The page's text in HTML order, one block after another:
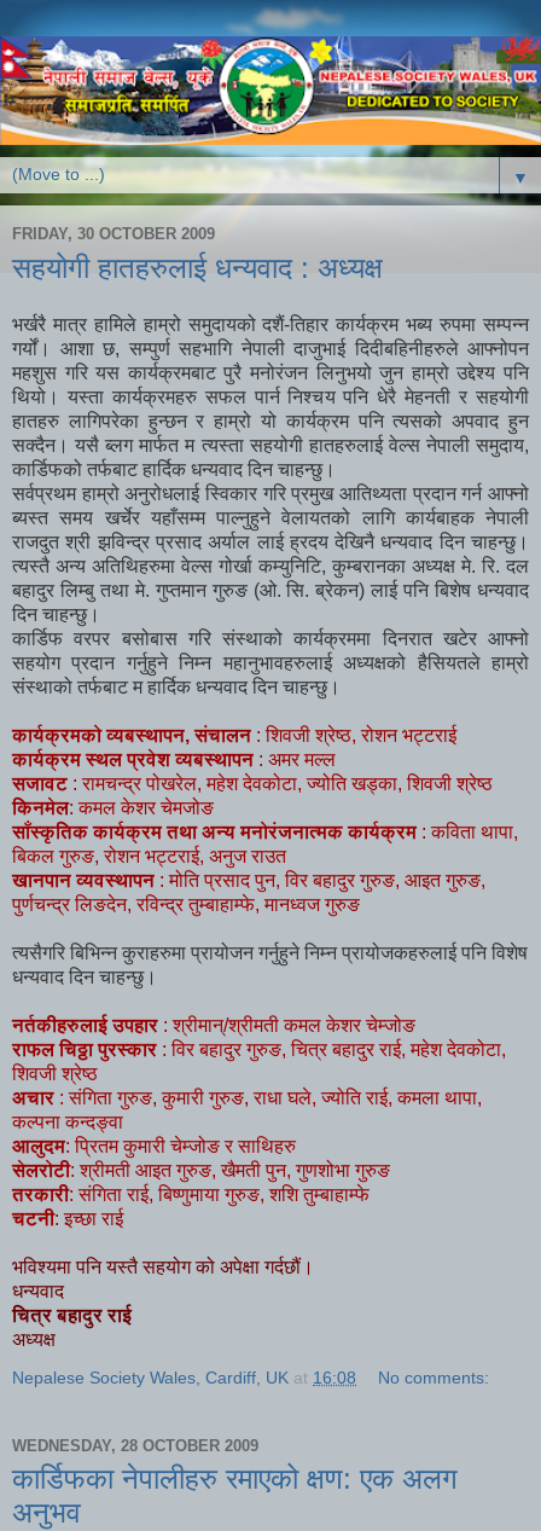
▼
FRIDAY, 30 OCTOBER 2009
सहयोगी हातहरुलाई धन्यवाद : अध्यक्ष
भर्खरै मात्र हामिले हाम्रो समुदायको दशैं-तिहार कार्यक्रम भब्य रुपमा सम्पन्न
गर्यों। आशा छ, सम्पुर्ण सहभागि नेपाली दाजुभाई दिदीबहिनीहरुले आफ्नोपन
महशुस गरि यस कार्यक्रमबाट पुरै मनोरंजन लिनुभयो जुन हाम्रो उद्देश्य पनि
थियो। यस्ता कार्यक्रमहरु सफल पार्न निश्चय पनि धेरै मेहनती र सहयोगी
हातहरु लागिपरेका हुन्छन र हाम्रो यो कार्यक्रम पनि त्यसको अपवाद हुन
सक्दैन। यसै ब्लग मार्फत म त्यस्ता सहयोगी हातहरुलाई वेल्स नेपाली समुदाय,
कार्डिफको तर्फबाट हार्दिक धन्यवाद दिन चाहन्छु।
सर्वप्रथम हाम्रो अनुरोधलाई स्विकार गरि प्रमुख आतिथ्यता प्रदान गर्न आफ्नो
ब्यस्त समय खर्चेर यहाँसम्म पाल्नुहुने वेलायतको लागि कार्यबाहक नेपाली
राजदुत श्री झविन्द्र प्रसाद अर्याल लाई ह्रदय देखिनै धन्यवाद दिन चाहन्छु।
त्यस्तै अन्य अतिथिहरुमा वेल्स गोर्खा कम्युनिटि, कुम्बरानका अध्यक्ष मे. रि. दल
बहादुर लिम्बु तथा मे. गुप्तमान गुरुङ (ओ. सि. ब्रेकन) लाई पनि बिशेष धन्यवाद
दिन चाहन्छु।
कार्डिफ वरपर बसोबास गरि संस्थाको कार्यक्रममा दिनरात खटेर आफ्नो
सहयोग प्रदान गर्नुहुने निम्न महानुभावहरुलाई अध्यक्षको हैसियतले हाम्रो
संस्थाको तर्फबाट म हार्दिक धन्यवाद दिन चाहन्छु।
कार्यक्रमको व्यबस्थापन, संचालन : शिवजी श्रेष्ठ, रोशन भट्टराई
कार्यक्रम स्थल प्रवेश व्यबस्थापन : अमर मल्ल
सजावट : रामचन्द्र पोखरेल, महेश देवकोटा, ज्योति खड्का, शिवजी श्रेष्ठ
किनमेल: कमल केशर चेमजोङ
साँस्कृतिक कार्यक्रम तथा अन्य मनोरंजनात्मक कार्यक्रम : कविता थापा,
बिकल गुरुङ, रोशन भट्टराई, अनुज राउत
खानपान व्यवस्थापन : मोति प्रसाद पुन, विर बहादुर गुरुङ, आइत गुरुङ,
पुर्णचन्द्र लिङदेन, रविन्द्र तुम्बाहाम्फे, मानध्वज गुरुङ
त्यसैगरि बिभिन्न कुराहरुमा प्रायोजन गर्नुहुने निम्न प्रायोजकहरुलाई पनि विशेष
धन्यवाद दिन चाहन्छु।
नर्तकीहरुलाई उपहार : श्रीमान्/श्रीमती कमल केशर चेम्जोङ
राफल चिठ्ठा पुरस्कार : विर बहादुर गुरुङ, चित्र बहादुर राई, महेश देवकोटा,
शिवजी श्रेष्ठ
अचार : संगिता गुरुङ, कुमारी गुरुङ, राधा घले, ज्योति राई, कमला थापा,
कल्पना कन्दङ्वा
आलुदम: प्रितम कुमारी चेम्जोङ र साथिहरु
सेलरोटी: श्रीमती आइत गुरुङ, खैमती पुन, गुणशोभा गुरुङ
तरकारी: संगिता राई, बिष्णुमाया गुरुङ, शशि तुम्बाहाम्फे
चटनी: इच्छा राई
भविश्यमा पनि यस्तै सहयोग को अपेक्षा गर्दछौं।
धन्यवाद
चित्र बहादुर राई
अध्यक्ष
Nepalese Society Wales, Cardiff, UK at 16:08 No comments:
WEDNESDAY, 28 OCTOBER 2009
कार्डिफका नेपालीहरु रमाएको क्षण: एक अलग
अनुभव